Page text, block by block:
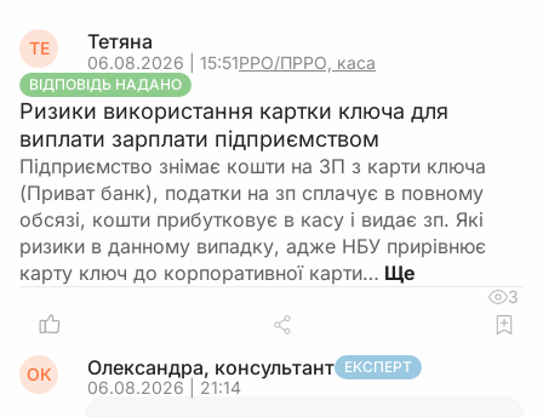
ТЕ Тетяна
06.08.2026 | 15:51РРО/ПРРО, каса
ВІДПОВІДЬ НАДАНО
Ризики використання картки ключа для
виплати зарплати підприємством
Підприємство знімає кошти на ЗП з карти ключа
(Приват банк), податки на зп сплачує в повному
обсязі, кошти прибутковує в касу і видає зп. Які
ризики в данному випадку, адже НБУ прирівнює
карту ключ до корпоративної карти…
3
ОК Олександра, консультант ЕКСПЕРТ
06.08.2026 | 21:14